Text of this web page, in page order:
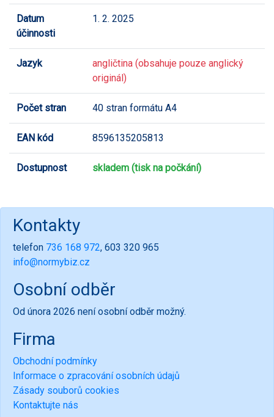
Datum
účinnosti
1. 2. 2025
Jazyk
angličtina (obsahuje pouze anglický
originál)
Počet stran 40 stran formátu A4
EAN kód 8596135205813
Dostupnost skladem (tisk na počkání)
Kontakty
telefon 736 168 972, 603 320 965
info@normybiz.cz
Osobní odběr
Od února 2026 není osobní odběr možný.
Firma
Obchodní podmínky
Informace o zpracování osobních údajů
Zásady souborů cookies
Kontaktujte nás